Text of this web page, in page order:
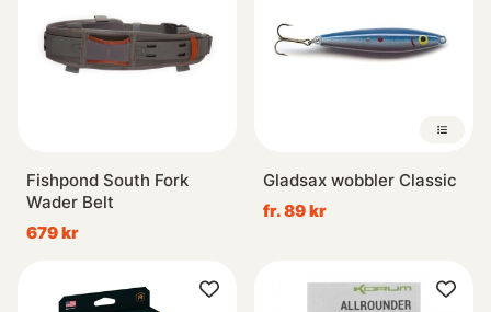
Fishpond South Fork
Wader Belt
679 kr
Gladsax wobbler Classic
fr. 89 kr